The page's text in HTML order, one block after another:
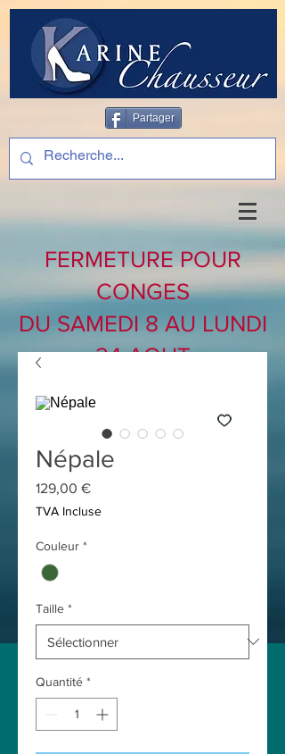
Partager
FERMETURE POUR
CONGES
DU SAMEDI 8 AU LUNDI
24 AOUT
Népale
129,00 €Prix
TVA Incluse
Couleur *
Taille *
Quantité *